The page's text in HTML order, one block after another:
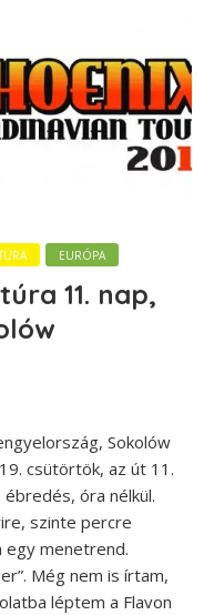
EURÓPA
11. nap,
Sokolów
csütörtök, az út 11.
óra nélkül.
szinte percre
egy menetrend.
Még nem is írtam,
léptem a Flavon